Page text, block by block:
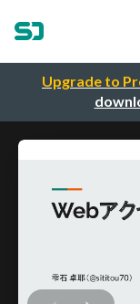
Upgrade to